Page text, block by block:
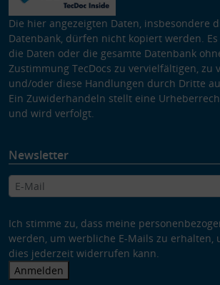
Die hier angezeigten Daten, insbesondere
Datenbank, dürfen nicht kopiert werden.
die Daten oder die gesamte Datenbank
Zustimmung TecDocs zu vervielfältigen, zu
und/oder diese Handlungen durch Dritte
Ein Zuwiderhandeln stellt eine
und wird verfolgt.
Newsletter
Ich stimme zu, dass meine
werden, um werbliche E-Mails zu erhalten,
dies jederzeit widerrufen kann.
Anmelden